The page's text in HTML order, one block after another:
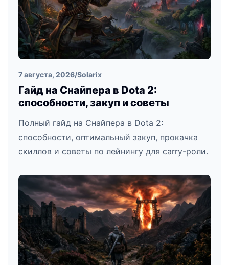
7 августа, 2026/Solarix
Гайд на Снайпера в Dota 2:
способности, закуп и советы
Полный гайд на Снайпера в Dota 2:
способности, оптимальный закуп, прокачка
скиллов и советы по лейнингу для carry-роли.